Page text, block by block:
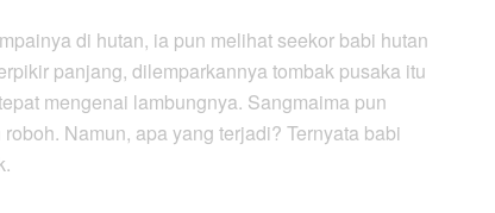
di hutan, ia pun melihat seekor babi hutan
panjang, dilemparkannya tombak pusaka itu
mengenai lambungnya. Sangmaima pun
Namun, apa yang terjadi? Ternyata babi